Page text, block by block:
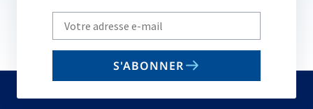
Write
your
email
S'ABONNER